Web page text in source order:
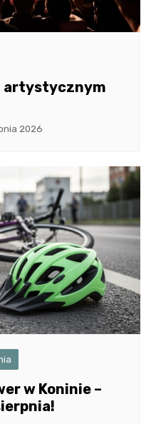
artystycznym
2026
w Koninie –